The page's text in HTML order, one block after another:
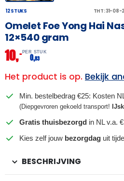
12 STUKS THT: 31-08-
Omelet Foe Yong Hai
12×540 gram
10,– PER STUK
0,83
Het product is op. Bekijk
Min. bestelbedrag €25: Kosten
(Diepgevroren gekoeld transport!
Gratis thuisbezorgd in NL v.a.
Kies zelf jouw bezorgdag uit
BESCHRIJVING